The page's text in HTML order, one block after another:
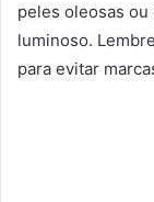
peles oleosas
luminoso.
para evitar